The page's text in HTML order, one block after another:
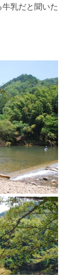
乳だと聞いた